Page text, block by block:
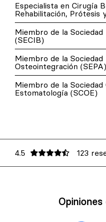
Especialista en Cirugía
Rehabilitación, Prótesis
Miembro de la
(SECIB)
Miembro de la
Osteointegración (SEPA)
Miembro de la
Estomatología (SCOE)
4.5 123